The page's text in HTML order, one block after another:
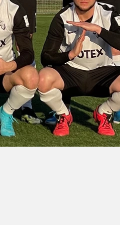
OBÓZ W KALISZU 2020
FOTORELACJE
VIDEO
OFERTA LATO 2020
ARCHIWUM OBOZÓW
WYNIKI